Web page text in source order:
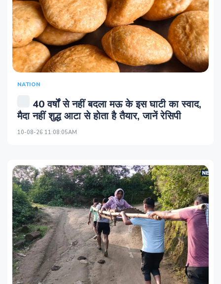
NATION
40 वर्षों से नहीं बदला मऊ के इस घाटी का स्वाद,
मैदा नहीं शुद्ध आटा से होता है तैयार, जानें रेसिपी
10-08-26 11:08:05AM